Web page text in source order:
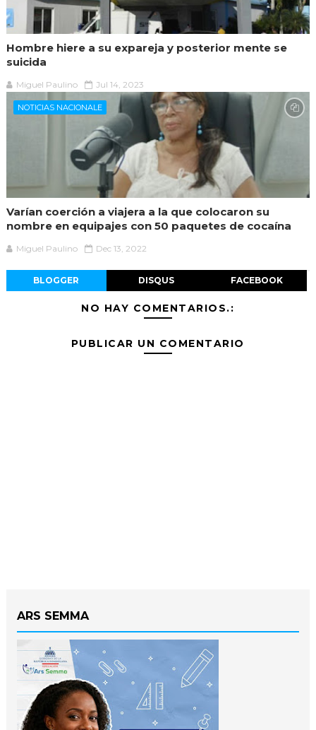
Hombre hiere a su expareja y posterior mente se
suicida
Miguel Paulino Jul 14, 2023
NOTICIAS NACIONALE
Varían coerción a viajera a la que colocaron su
nombre en equipajes con 50 paquetes de cocaína
Miguel Paulino Dec 13, 2022
BLOGGER DISQUS FACEBOOK
NO HAY COMENTARIOS.:
PUBLICAR UN COMENTARIO
ARS SEMMA